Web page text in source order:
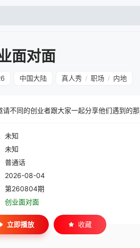
面对面
中国大陆 真人秀 / 职场 / 内地
请不同的创业者跟大家一起分享他们遇到的
未知
未知
普通话
2026-08-04
第260804期
创业面对面
立即播放 收藏